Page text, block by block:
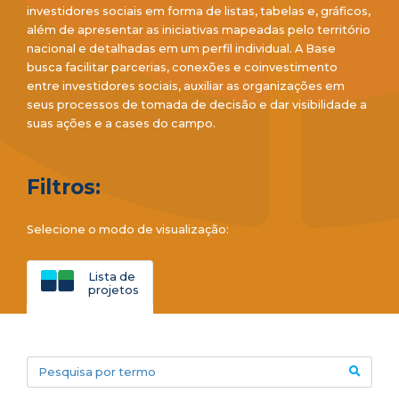
investidores sociais em forma de listas, tabelas e, gráficos,
além de apresentar as iniciativas mapeadas pelo território
nacional e detalhadas em um perfil individual. A Base
busca facilitar parcerias, conexões e coinvestimento
entre investidores sociais, auxiliar as organizações em
seus processos de tomada de decisão e dar visibilidade a
suas ações e a cases do campo.
Filtros:
Selecione o modo de visualização:
Lista de
projetos
Pesquisa por termo